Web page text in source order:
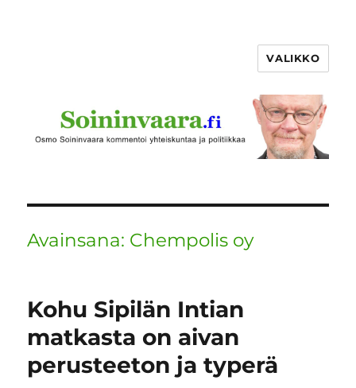
VALIKKO
Avainsana: Chempolis oy
Kohu Sipilän Intian
matkasta on aivan
perusteeton ja typerä